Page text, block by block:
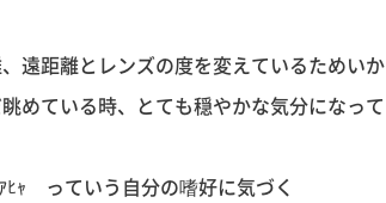
遠距離とレンズの度を変えているためいか
めている時、とても穏やかな気分になって
ｬ っていう自分の嗜好に気づく